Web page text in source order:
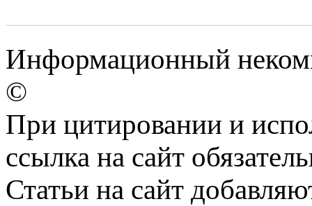
Информационный
©
При цитировании и
ссылка на сайт
Статьи на сайт